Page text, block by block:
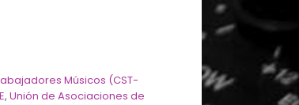
Músicos (CST-
,Unión de Asociaciones de